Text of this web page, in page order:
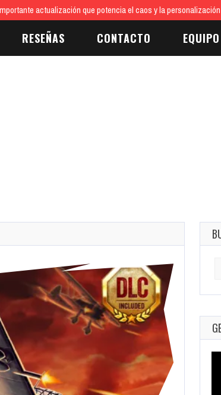
actualización que potencia el caos y la personalización
RESEÑAS CONTACTO EQUIPO